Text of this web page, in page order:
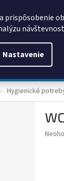
prispôsobenie
Nastavenie
Hygienické